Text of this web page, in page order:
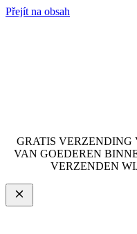
Přejít na obsah
GRATIS VERZENDING
VAN GOEDEREN
VERZENDEN